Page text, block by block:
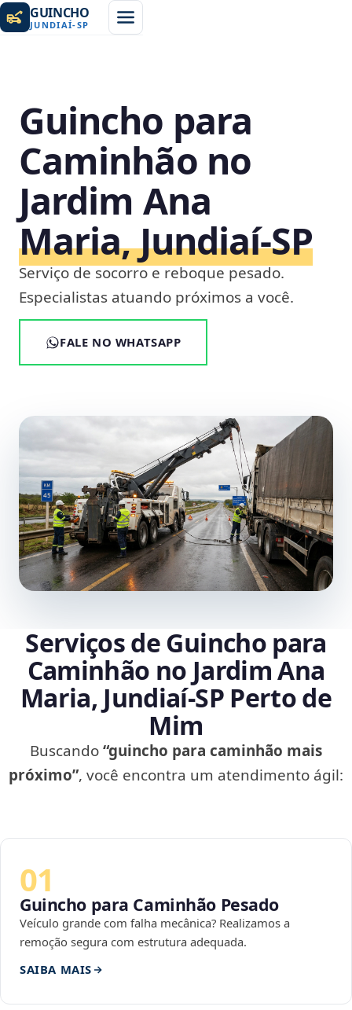
GUINCHO
JUNDIAÍ-SP
Guincho para
Caminhão no
Jardim Ana
Maria, Jundiaí‑SP
Serviço de socorro e reboque pesado.
Especialistas atuando próximos a você.
FALE NO WHATSAPP
Serviços de Guincho para
Caminhão no Jardim Ana
Maria, Jundiaí‑SP Perto de
Mim
Buscando“guincho para caminhão mais
próximo”, você encontra um atendimento ágil:
01
Guincho para Caminhão Pesado
Veículo grande com falha mecânica? Realizamos a
remoção segura com estrutura adequada.
SAIBA MAIS